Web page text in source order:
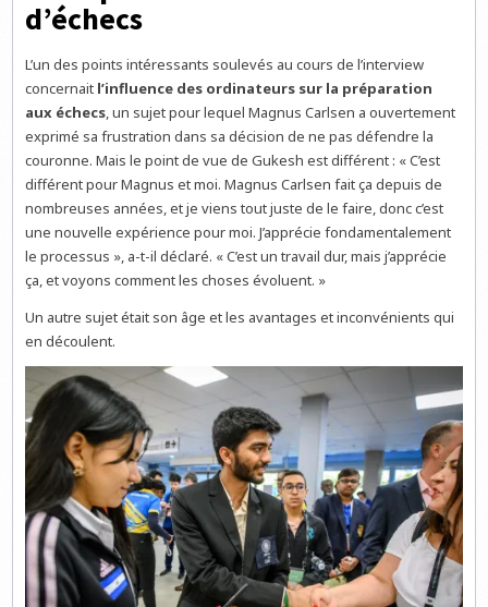
d’échecs
L’un des points intéressants soulevés au cours de l’interview
concernait l’influence des ordinateurs sur la préparation
aux échecs, un sujet pour lequel Magnus Carlsen a ouvertement
exprimé sa frustration dans sa décision de ne pas défendre la
couronne. Mais le point de vue de Gukesh est différent : « C’est
différent pour Magnus et moi. Magnus Carlsen fait ça depuis de
nombreuses années, et je viens tout juste de le faire, donc c’est
une nouvelle expérience pour moi. J’apprécie fondamentalement
le processus », a-t-il déclaré. « C’est un travail dur, mais j’apprécie
ça, et voyons comment les choses évoluent. »
Un autre sujet était son âge et les avantages et inconvénients qui
en découlent.